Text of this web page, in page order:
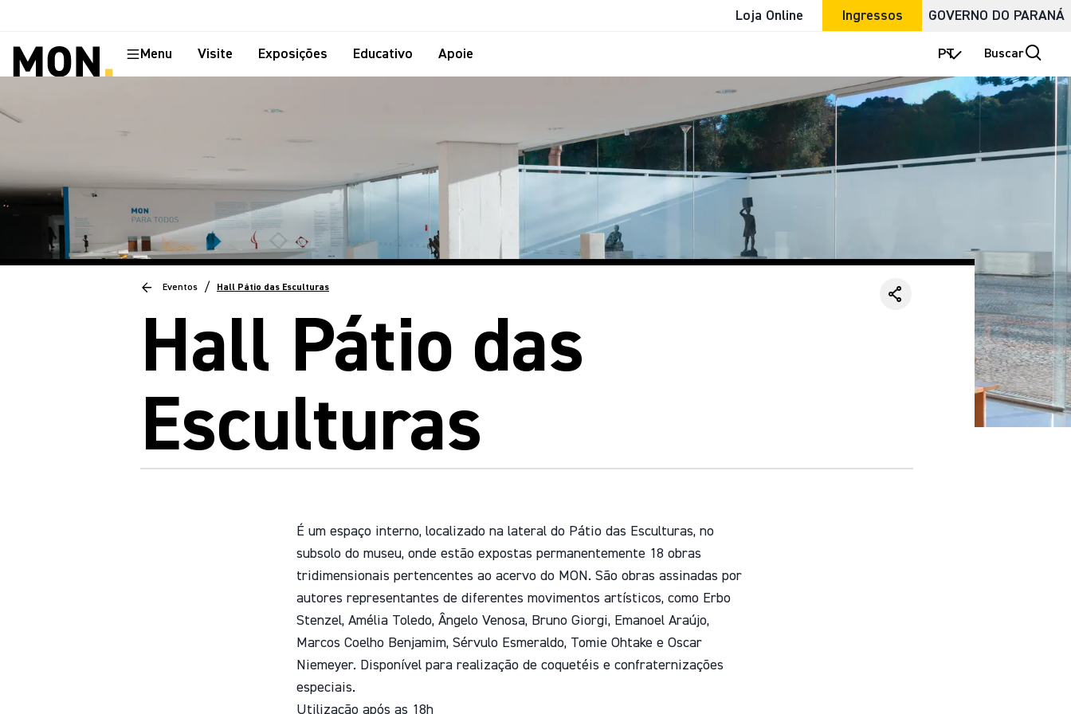
Loja Online Ingressos GOVERNO DO PARANÁ
Menu Visite Exposições Educativo Apoie PT Buscar
Eventos / Hall Pátio das Esculturas
Hall Pátio das
Esculturas
É um espaço interno, localizado na lateral do Pátio das Esculturas, no
subsolo do museu, onde estão expostas permanentemente 18 obras
tridimensionais pertencentes ao acervo do MON. São obras assinadas por
autores representantes de diferentes movimentos artísticos, como Erbo
Stenzel, Amélia Toledo, Ângelo Venosa, Bruno Giorgi, Emanoel Araújo,
Marcos Coelho Benjamim, Sérvulo Esmeraldo, Tomie Ohtake e Oscar
Niemeyer. Disponível para realização de coquetéis e confraternizações
especiais.
Utilização após as 18h